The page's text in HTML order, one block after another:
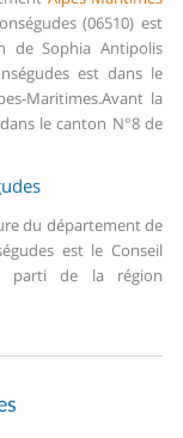
(06510) est
de Sophia Antipolis
est dans le
Maritimes.Avant la
le canton N°8 de
du département de
est le Conseil
parti de la région